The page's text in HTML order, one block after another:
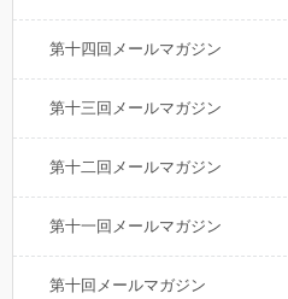
第十四回メールマガジン
第十三回メールマガジン
第十二回メールマガジン
第十一回メールマガジン
第十回メールマガジン